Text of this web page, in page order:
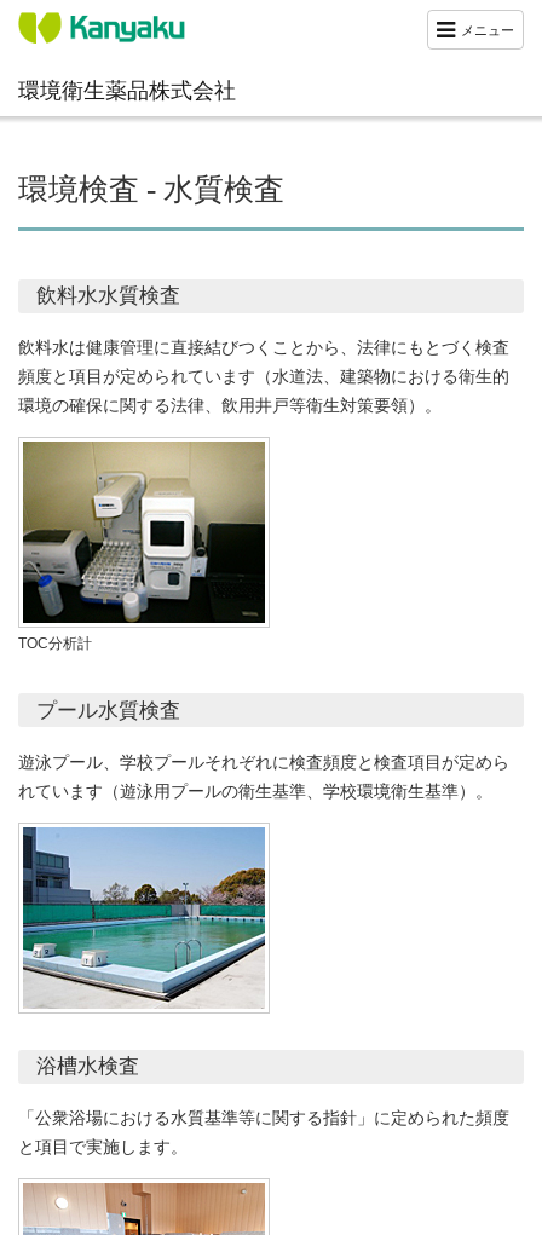
メニュー
環境衛生薬品株式会社
環境検査 - 水質検査
飲料水水質検査
飲料水は健康管理に直接結びつくことから、法律にもとづく検査
頻度と項目が定められています（水道法、建築物における衛生的
環境の確保に関する法律、飲用井戸等衛生対策要領）。
TOC分析計
プール水質検査
遊泳プール、学校プールそれぞれに検査頻度と検査項目が定めら
れています（遊泳用プールの衛生基準、学校環境衛生基準）。
浴槽水検査
「公衆浴場における水質基準等に関する指針」に定められた頻度
と項目で実施します。